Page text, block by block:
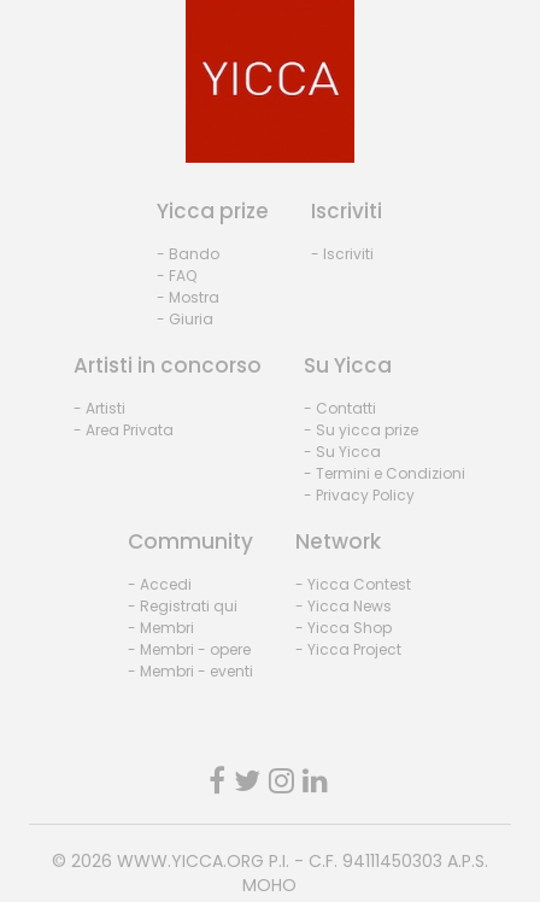
Yicca prize
- Bando
- FAQ
- Mostra
- Giuria
Iscriviti
- Iscriviti
Artisti in concorso
- Artisti
- Area Privata
Su Yicca
- Contatti
- Su yicca prize
- Su Yicca
- Termini e Condizioni
- Privacy Policy
Community
- Accedi
- Registrati qui
- Membri
- Membri - opere
- Membri - eventi
Network
- Yicca Contest
- Yicca News
- Yicca Shop
- Yicca Project
© 2026 WWW.YICCA.ORG P.I. - C.F. 94111450303 A.P.S.
MOHO